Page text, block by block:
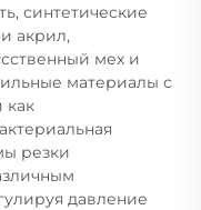
синтетические
акрил,
мех и
материалы с
как
резки
давление